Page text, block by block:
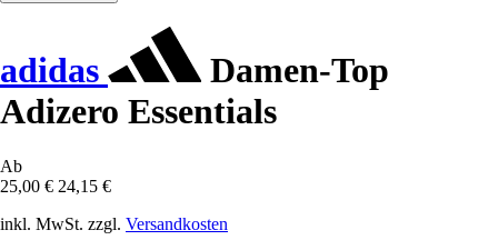
adidas
Damen-Top
Adizero Essentials
Ab
25,00 € 24,15 €
inkl. MwSt. zzgl. Versandkosten